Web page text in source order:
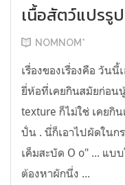
เนื้อสัตว์แปรรูป
NOMNOM*
เรื่องของเรื่องคือ วัน
ยี่ห้อที่เคยกินสมัยก่อน
texture ก็ไม่ใช่ เคยกิ
ปั่น . นี่ก็เอาไปผัดในก
เค็มสะบัด O o" ... แบ
ต้องหาผักนึ่ง ...